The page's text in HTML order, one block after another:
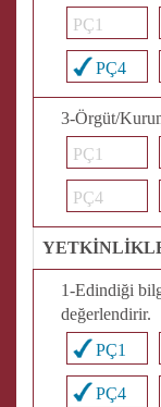
PÇ1
PÇ4
3-Örgüt/
PÇ1
PÇ4
1-Edindiği
değerlendirir.
PÇ1
PÇ4